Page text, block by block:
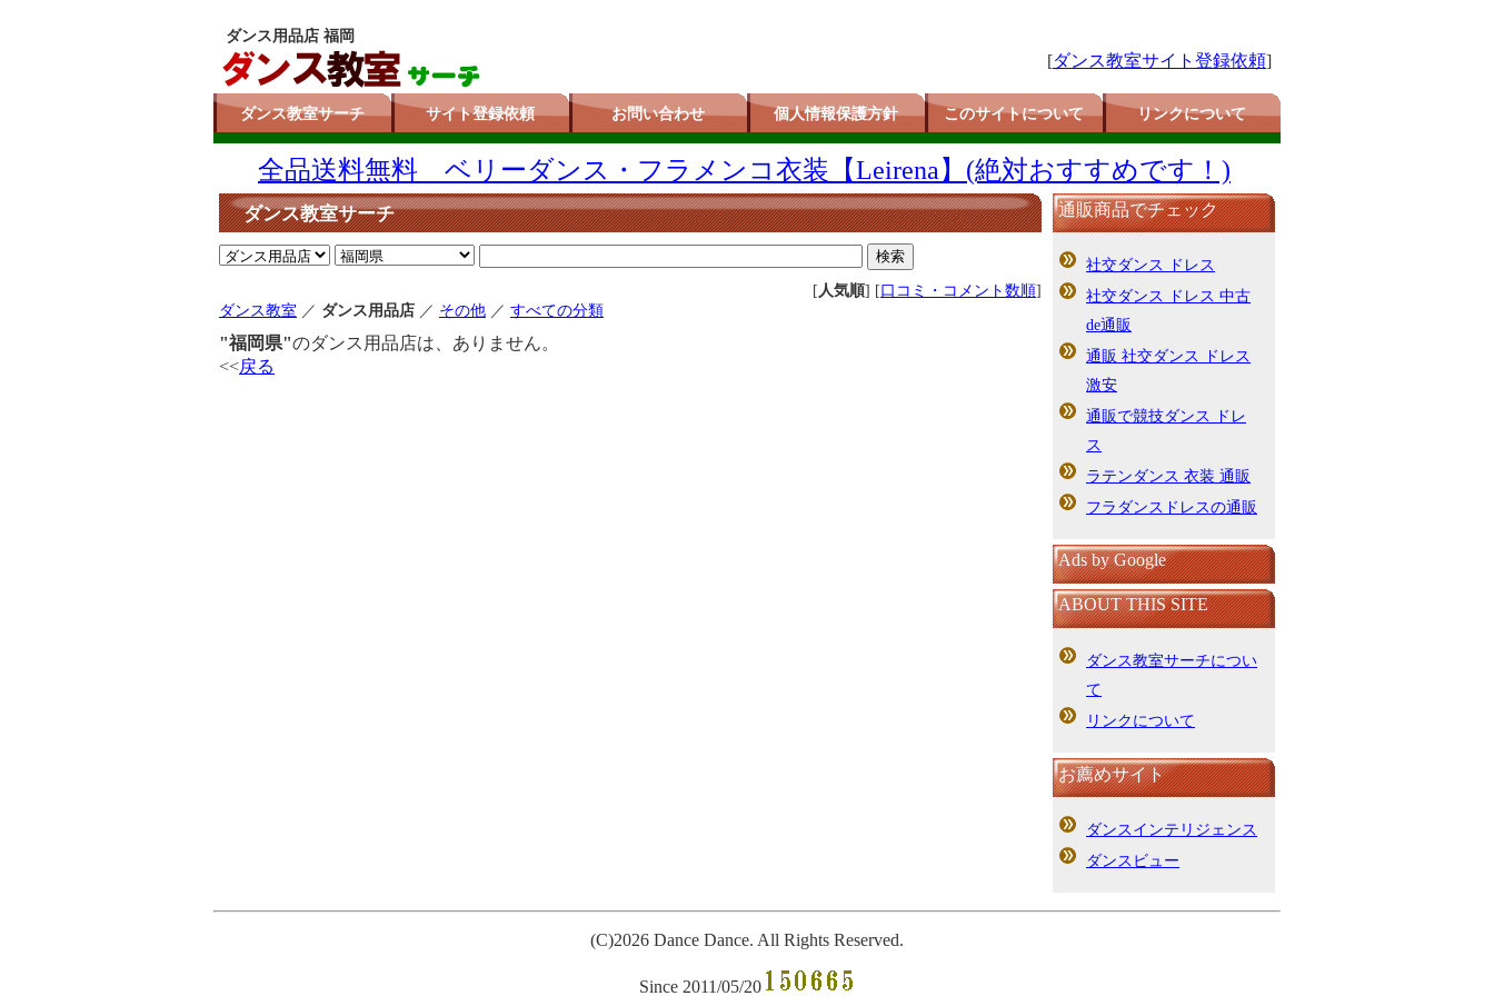
ダンス用品店 福岡
[ダンス教室サイト登録依頼]
ダンス教室サーチ サイト登録依頼 お問い合わせ 個人情報保護方針 このサイトについて リンクについて
全品送料無料 ベリーダンス・フラメンコ衣装【Leirena】(絶対おすすめです！)
ダンス教室サーチ
[ 人気順] [ 口コミ・コメント数順]
ダンス教室 ／ ダンス用品店 ／ その他 ／ すべての分類
"福岡県"のダンス用品店は、ありません。
<<戻る
通販商品でチェック
社交ダンス ドレス
社交ダンス ドレス 中古
de通販
通販 社交ダンス ドレス
激安
通販で競技ダンス ドレ
ス
ラテンダンス 衣装 通販
フラダンスドレスの通販
Ads by Google
ABOUT THIS SITE
ダンス教室サーチについ
て
リンクについて
お薦めサイト
ダンスインテリジェンス
ダンスビュー
(C)2026 Dance Dance. All Rights Reserved.
Since 2011/05/20